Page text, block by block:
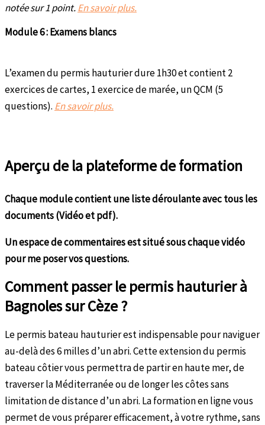
notée sur 1 point.En savoir plus.
Module 6 : Examens blancs
L’examen du permis hauturier dure 1h30 et contient 2
exercices de cartes, 1 exercice de marée, un QCM (5
questions). En savoir plus.
Aperçu de la plateforme de formation
Chaque module contient une liste déroulante avec tous les
documents (Vidéo et pdf).
Un espace de commentaires est situé sous chaque vidéo
pour me poser vos questions.
Comment passer le permis hauturier à
Bagnoles sur Cèze ?
Le permis bateau hauturier est indispensable pour naviguer
au-delà des 6 milles d’un abri. Cette extension du permis
bateau côtier vous permettra de partir en haute mer, de
traverser la Méditerranée ou de longer les côtes sans
limitation de distance d’un abri. La formation en ligne vous
permet de vous préparer efficacement, à votre rythme, sans